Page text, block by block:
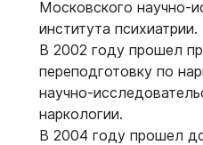
Московского научно-
института психиатрии.
В 2002 году прошел
переподготовку по
научно-
наркологии.
В 2004 году прошел